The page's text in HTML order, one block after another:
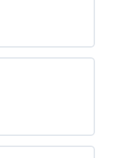
y tu)
predominante